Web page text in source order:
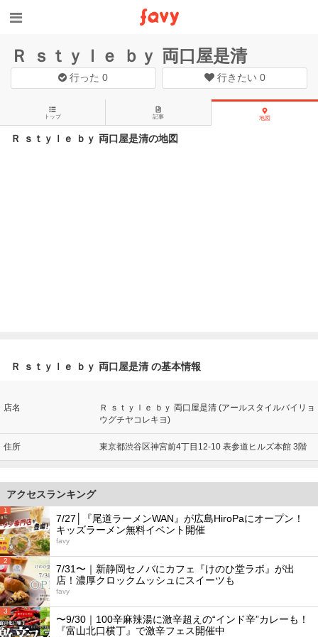
Ｒ ｓｔｙｌｅ ｂｙ 両口屋是清
行った0 行きたい 0
トップ 記事 地図
Ｒ ｓｔｙｌｅ ｂｙ 両口屋是清の地図
Ｒ ｓｔｙｌｅ ｂｙ 両口屋是清 の基本情報
店名
Ｒ ｓｔｙｌｅ ｂｙ 両口屋是清 (アールスタイルバイリョ
ウグチヤコレキヨ)
住所 東京都渋谷区神宮前4丁目12-10 表参道ヒルズ本館 3階
アクセスランキング
1
7/27│『尾道ラーメンWAN』が広島HiroPaにオープン！
キッズラーメン無料イベント開催
favy
2
7/31〜｜新静岡セノバにカフェ『けのひ堂ラボ』が出
店！濃厚クロックムッシュにスイーツも
favy
3
〜9/30｜100辛麻辣湯に激辛超えの“インド辛”カレーも！
『富山北口横丁』で激辛フェス開催中